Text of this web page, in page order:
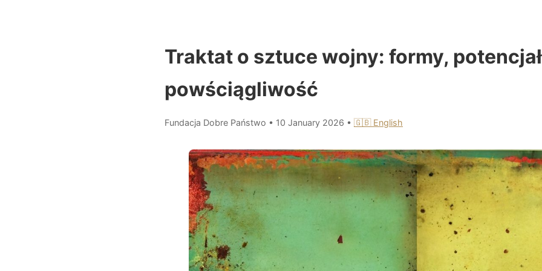
Traktat o sztuce wojny: formy,
powściągliwość
Fundacja Dobre Państwo • 10 January 2026 • 🇬🇧 English